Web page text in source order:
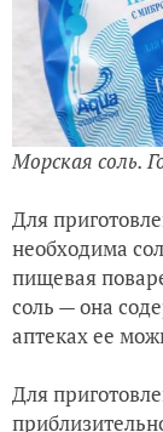
Морская соль.
Для
необходима
пищевая
соль — она
аптеках ее
Для